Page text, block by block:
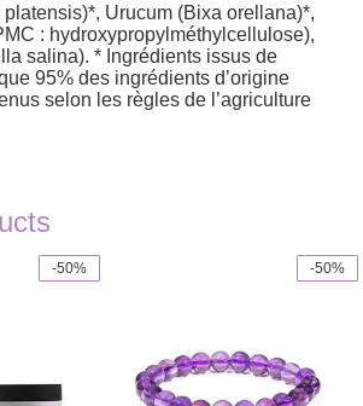
Urucum (Bixa orellana)*,
: hydroxypropylméthylcellulose),
salina). * Ingrédients issus de
95% des ingrédients d’origine
selon les règles de l’agriculture
-50% -50%